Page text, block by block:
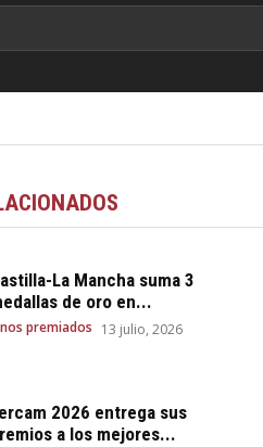
La Mancha suma 3
de oro en...
premiados 13 julio, 2026
2026 entrega sus
a los mejores...